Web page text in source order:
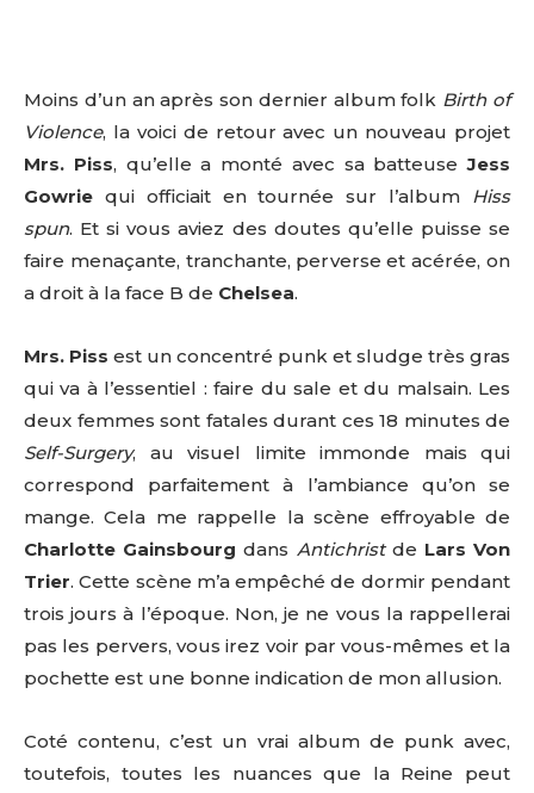
Moins d’un an après son dernier album folk Birth of
Violence, la voici de retour avec un nouveau projet
Mrs. Piss, qu’elle a monté avec sa batteuseJess
Gowrie qui officiait en tournée sur l’album Hiss
spun. Et si vous aviez des doutes qu’elle puisse se
faire menaçante, tranchante, perverse et acérée, on
a droit à la face B de Chelsea.
Mrs. Piss est un concentré punk et sludge très gras
qui va à l’essentiel : faire du sale et du malsain. Les
deux femmes sont fatales durant ces 18 minutes de
Self-Surgery, au visuel limite immonde mais qui
correspond parfaitement à l’ambiance qu’on se
mange. Cela me rappelle la scène effroyable de
Charlotte Gainsbourg dans Antichristde Lars Von
Trier. Cette scène m’a empêché de dormir pendant
trois jours à l’époque. Non, je ne vous la rappellerai
pas les pervers, vous irez voir par vous-mêmes et la
pochette est une bonne indication de mon allusion.
Coté contenu, c’est un vrai album de punk avec,
toutefois, toutes les nuances que la Reine peut